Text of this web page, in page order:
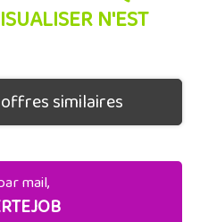
N'EST
similaires
mail,